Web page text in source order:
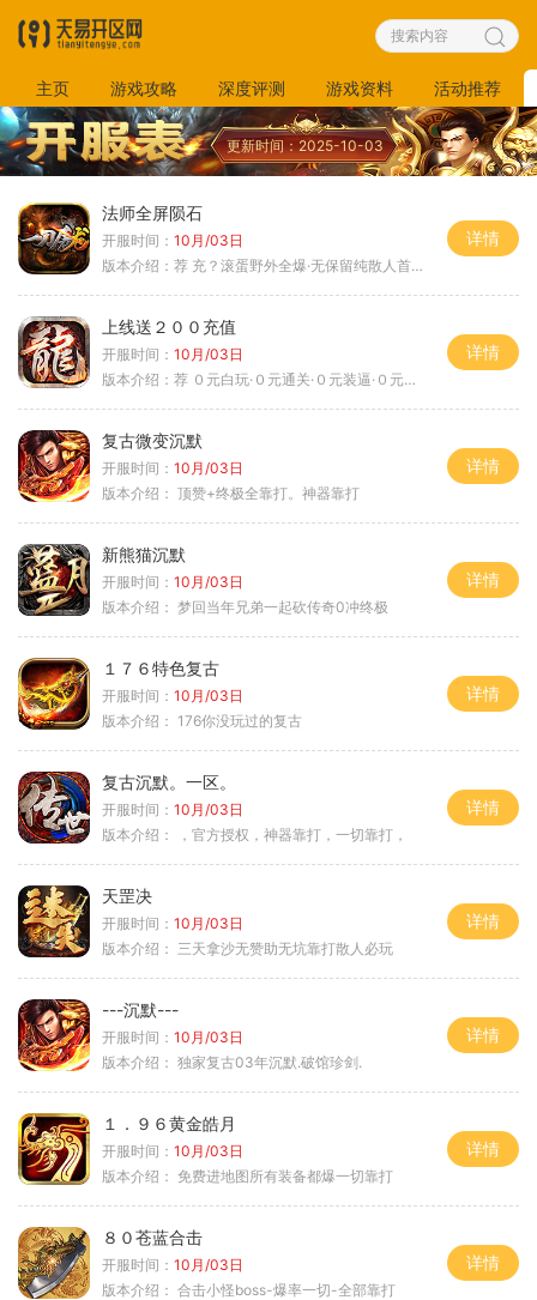
主页 游戏攻略 深度评测 游戏资料 活动推荐
更新时间：2025-10-03
法师全屏陨石
开服时间： 10月/03日
版本介绍： 荐 充？滚蛋野外全爆·无保留纯散人首秀
详情
上线送２００充值
开服时间： 10月/03日
版本介绍： 荐 ０元白玩·０元通关·０元装逼·０元满赞
详情
复古微变沉默
开服时间： 10月/03日
版本介绍： 顶赞+终极全靠打。神器靠打
详情
新熊猫沉默
开服时间： 10月/03日
版本介绍： 梦回当年兄弟一起砍传奇0冲终极
详情
１７６特色复古
开服时间： 10月/03日
版本介绍： 176你没玩过的复古
详情
复古沉默。一区。
开服时间： 10月/03日
版本介绍：
，官方授权，神器靠打，一切靠打，
详情
天罡决
开服时间： 10月/03日
版本介绍： 三天拿沙无赞助无坑靠打散人必玩
详情
---沉默---
开服时间： 10月/03日
版本介绍： 独家复古03年沉默.破馆珍剑.
详情
１．９６黄金皓月
开服时间： 10月/03日
版本介绍： 免费进地图所有装备都爆一切靠打
详情
８０苍蓝合击
开服时间： 10月/03日
版本介绍： 合击小怪boss-爆率一切-全部靠打
详情